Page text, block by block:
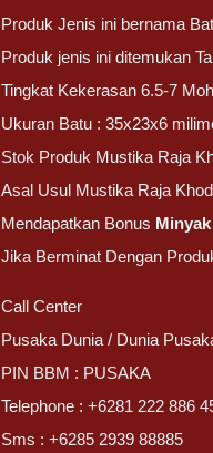
Produk Jenis ini bernama
Produk jenis ini ditemukan
Tingkat Kekerasan 6.5-7
Ukuran Batu : 35x23x6
Stok Produk Mustika Raja
Asal Usul Mustika Raja
Mendapatkan Bonus
Jika Berminat Dengan
Call Center
Pusaka Dunia / Dunia
PIN BBM : PUSAKA
Telephone : +6281 222 886
Sms : +6285 2939 88885